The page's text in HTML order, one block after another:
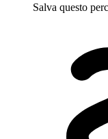
Salva questo